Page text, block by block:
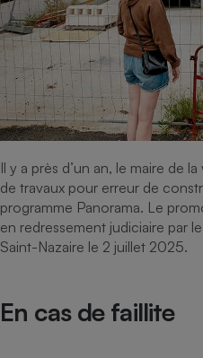
Il y a près d’un an, le maire de
de travaux pour erreur de
programme Panorama. Le
en redressement judiciaire par
Saint-Nazaire le 2 juillet 2025.
En cas de faillite